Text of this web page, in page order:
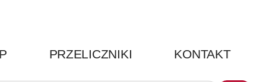
PRZELICZNIKI KONTAKT